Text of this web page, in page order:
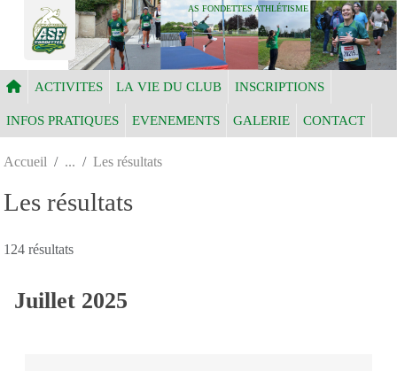
AS FONDETTES ATHLÉTISME
ACTIVITES LA VIE DU CLUB INSCRIPTIONS
INFOS PRATIQUES EVENEMENTS GALERIE CONTACT
Accueil Les résultats
Les résultats
124 résultats
Juillet 2025
Panneau de gestion des cookies